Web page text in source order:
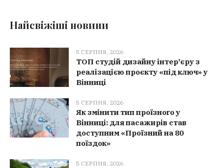
Найсвіжіші новини
5 СЕРПНЯ, 2026
ТОП студій дизайну інтер’єру з
реалізацією проєкту «під ключ» у
Вінниці
5 СЕРПНЯ, 2026
Як змінити тип проїзного у
Вінниці: для пасажирів став
доступним «Проїзний на 80
поїздок»
5 СЕРПНЯ, 2026